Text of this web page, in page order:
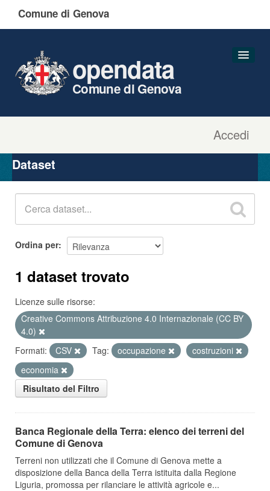
Comune di Genova
Accedi
opendata
Comune di Genova
Organizzazioni
Gruppi
Dataset
Ordina per
1 dataset trovato
Licenze sulle risorse:
Creative Commons Attribuzione 4.0 Internazionale (CC BY
4.0)
Formati:
CSV Tag: occupazione
costruzioni
economia
Risultato del Filtro
Banca Regionale della Terra: elenco dei terreni del
Comune di Genova
Terreni non utilizzati che il Comune di Genova mette a
disposizione della Banca della Terra istituita dalla Regione
Liguria, promossa per rilanciare le attività agricole e...